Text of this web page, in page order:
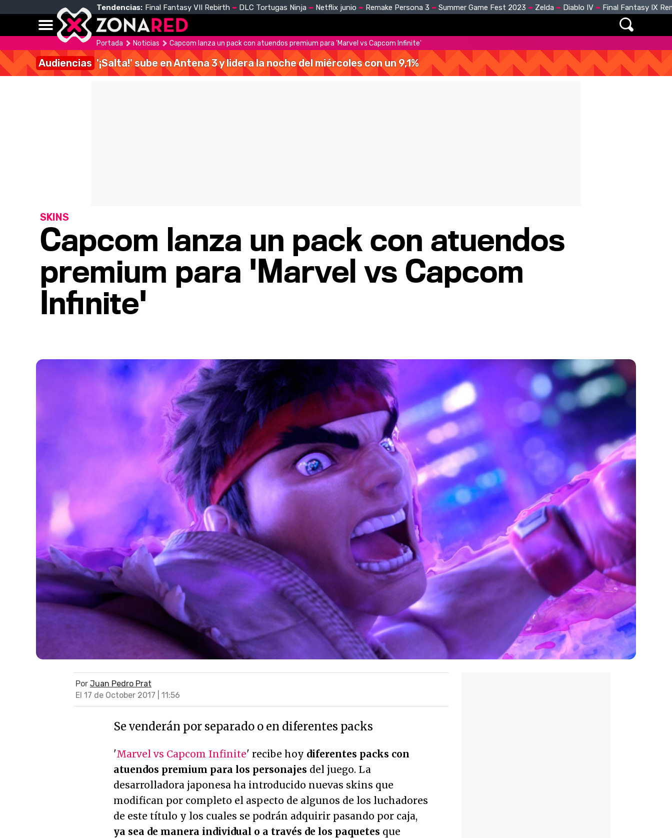
Tendencias: Final Fantasy VII Rebirth DLC Tortugas Ninja Netflix junio Remake Persona 3 Summer Game Fest 2023 Zelda Diablo IV Final Fantasy IX
Portada Noticias Capcom lanza un pack con atuendos premium para 'Marvel vs Capcom Infinite'
Audiencias '¡Salta!' sube en Antena 3 y lidera la noche del miércoles con un 9,1%
Capcom lanza un pack con atuendos
premium para 'Marvel vs Capcom
Infinite'
SKINS
Por Juan Pedro Prat
El 17 de October 2017 | 11:56
Se venderán por separado o en diferentes packs
'Marvel vs Capcom Infinite' recibe hoy diferentes packs con
atuendos premium para los personajes del juego. La
desarrolladora japonesa ha introducido nuevas skins que
modifican por completo el aspecto de algunos de los luchadores
de este título y los cuales se podrán adquirir pasando por caja,
ya sea de manera individual o a través de los paquetes que